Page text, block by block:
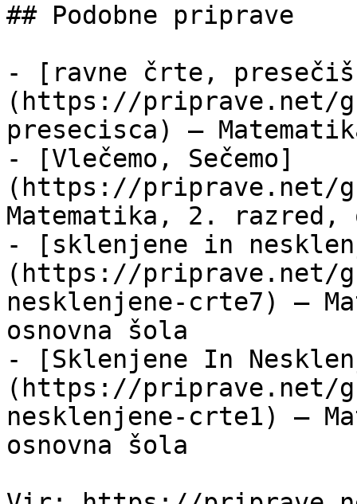
## Podobne priprave
- [ravne črte,
(https://priprave.net/
presecisca) —
- [Vlečemo, Sečemo]
(https://priprave.net/
Matematika, 2. razred,
- [sklenjene in
(https://priprave.net/
nesklenjene-crte7) —
osnovna šola
- [Sklenjene In
(https://priprave.net/
nesklenjene-crte1) —
osnovna šola